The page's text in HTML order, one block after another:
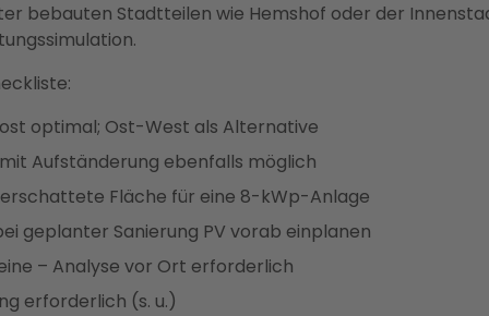
bebauten Stadtteilen wie Hemshof oder der
optimal; Ost-West als Alternative
Aufständerung ebenfalls möglich
Fläche für eine 8-kWp-Anlage
geplanter Sanierung PV vorab einplanen
– Analyse vor Ort erforderlich
erforderlich (s. u.)